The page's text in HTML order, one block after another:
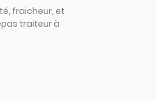
fraicheur, et
traiteur à